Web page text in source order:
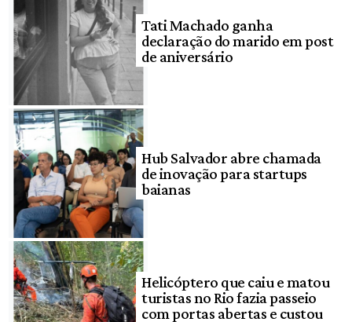
Tati Machado ganha
declaração do marido em post
de aniversário
Hub Salvador abre chamada
de inovação para startups
baianas
Helicóptero que caiu e matou
turistas no Rio fazia passeio
com portas abertas e custou